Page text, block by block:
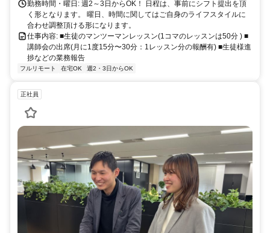
勤務時間・曜日: 週2～3日からOK！ 日程は、事前にシフト提出を頂
く形となります。 曜日、時間に関してはご自身のライフスタイルに
合わせ調整頂ける形になります。
仕事内容: ■生徒のマンツーマンレッスン(1コマのレッスンは50分 ) ■
講師会の出席(月に1度15分〜30分：1レッスン分の報酬有) ■生徒様進
捗などの業務報告
フルリモート 在宅OK 週2・3日からOK
正社員